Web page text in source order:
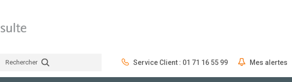
Rechercher Service Client : 01 71 16 55 99 Mes alertes